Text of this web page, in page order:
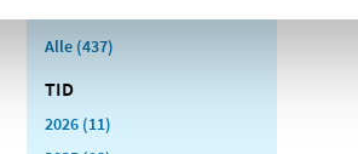
Alle (437)
TID
2026 (11)